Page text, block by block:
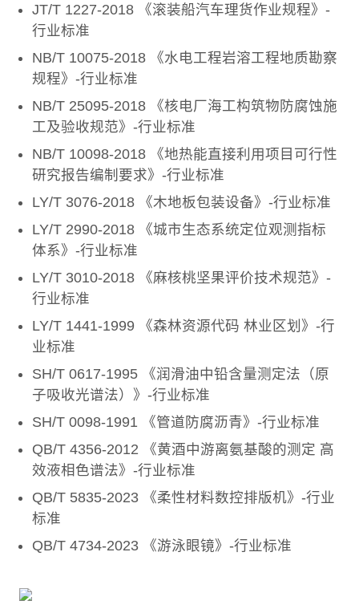
JT/T 1227-2018 《滚装船汽车理货作业规程》-
行业标准
NB/T 10075-2018 《水电工程岩溶工程地质勘察
规程》-行业标准
NB/T 25095-2018 《核电厂海工构筑物防腐蚀施
工及验收规范》-行业标准
NB/T 10098-2018 《地热能直接利用项目可行性
研究报告编制要求》-行业标准
LY/T 3076-2018 《木地板包装设备》-行业标准
LY/T 2990-2018 《城市生态系统定位观测指标
体系》-行业标准
LY/T 3010-2018 《麻核桃坚果评价技术规范》-
行业标准
LY/T 1441-1999 《森林资源代码 林业区划》-行
业标准
SH/T 0617-1995 《润滑油中铅含量测定法（原
子吸收光谱法）》-行业标准
SH/T 0098-1991 《管道防腐沥青》-行业标准
QB/T 4356-2012 《黄酒中游离氨基酸的测定 高
效液相色谱法》-行业标准
QB/T 5835-2023 《柔性材料数控排版机》-行业
标准
QB/T 4734-2023 《游泳眼镜》-行业标准